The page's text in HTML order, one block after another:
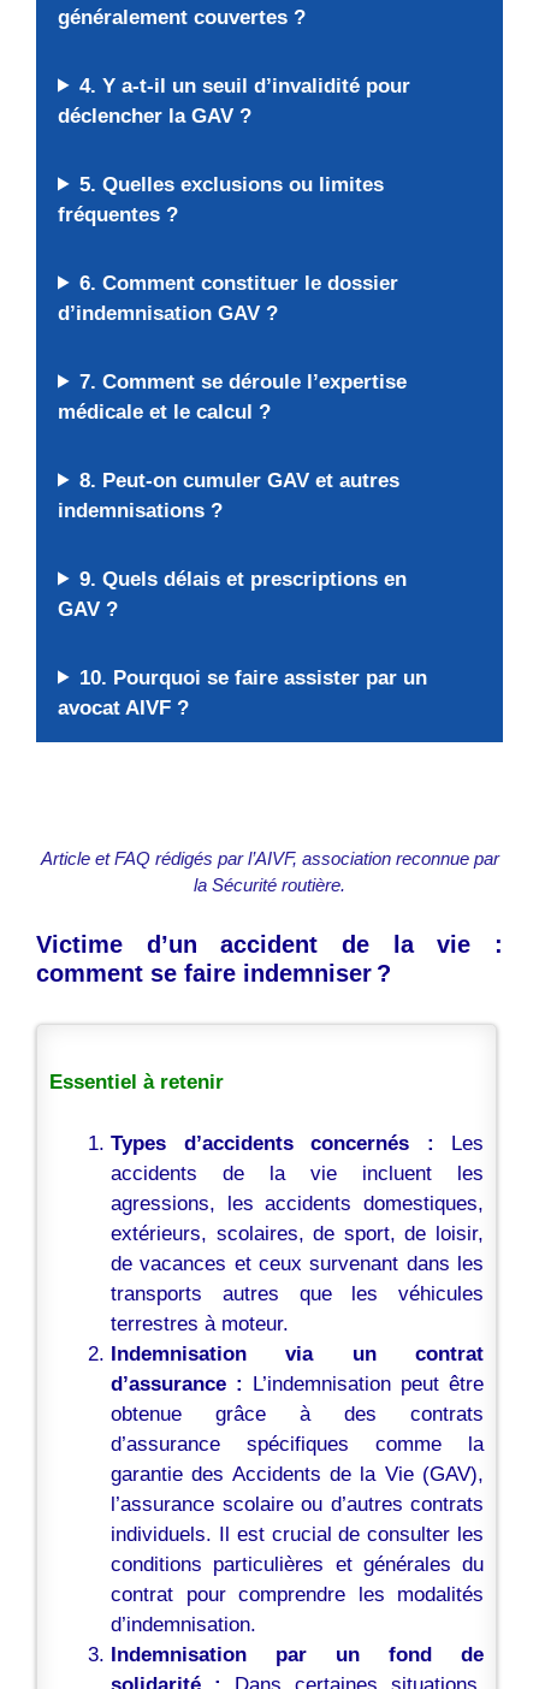
généralement couvertes ?
4. Y a-t-il un seuil d’invalidité pour
déclencher la GAV ?
5. Quelles exclusions ou limites
fréquentes ?
6. Comment constituer le dossier
d’indemnisation GAV ?
7. Comment se déroule l’expertise
médicale et le calcul ?
8. Peut-on cumuler GAV et autres
indemnisations ?
9. Quels délais et prescriptions en
GAV ?
10. Pourquoi se faire assister par un
avocat AIVF ?
Article et FAQ rédigés par l’AIVF, association reconnue par
la Sécurité routière.
Victime d’un accident de la vie :
comment se faire indemniser ?
Essentiel à retenir
Types d’accidents concernés : Les
accidents de la vie incluent les
agressions, les accidents domestiques,
extérieurs, scolaires, de sport, de loisir,
de vacances et ceux survenant dans les
transports autres que les véhicules
terrestres à moteur.
Indemnisation via un contrat
d’assurance : L’indemnisation peut être
obtenue grâce à des contrats
d’assurance spécifiques comme la
garantie des Accidents de la Vie (GAV),
l’assurance scolaire ou d’autres contrats
individuels. Il est crucial de consulter les
conditions particulières et générales du
contrat pour comprendre les modalités
d’indemnisation.
Indemnisation par un fond de
solidarité :
Dans certaines situations,